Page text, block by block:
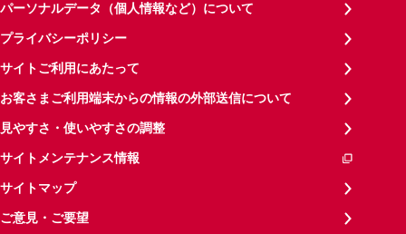
パーソナルデータ（個人情報など）について
プライバシーポリシー
サイトご利用にあたって
お客さまご利用端末からの情報の外部送信について
見やすさ・使いやすさの調整
サイトメンテナンス情報
サイトマップ
ご意見・ご要望